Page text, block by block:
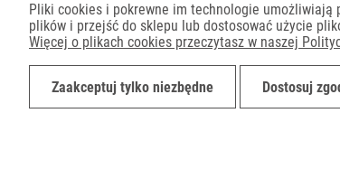
Płatności
Pliki cookies i pokrewne im technologie umożliwiają
plików i przejść do sklepu lub dostosować użycie
Więcej o plikach cookies przeczytasz w naszej
Zaakceptuj tylko niezbędne Dostosuj